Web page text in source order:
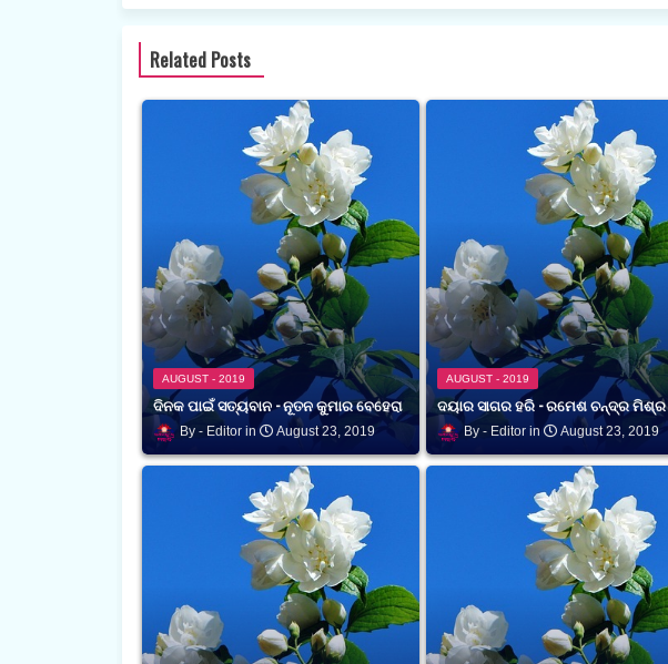
Related Posts
AUGUST - 2019
ଦିନକ ପାଇଁ ସତ୍ୟବାନ - ନୂତନ କୁମାର ବେହେରା
Editor August 23, 2019
AUGUST - 2019
ଦୟାର ସାଗର ହରି - ରମେଶ ଚନ୍ଦ୍ର ମିଶ୍ର
Editor August 23, 2019